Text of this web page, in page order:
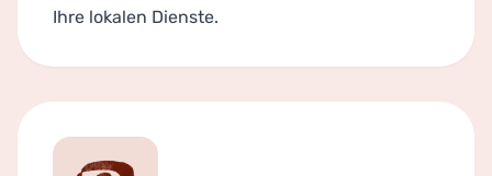
Ihre lokalen Dienste.